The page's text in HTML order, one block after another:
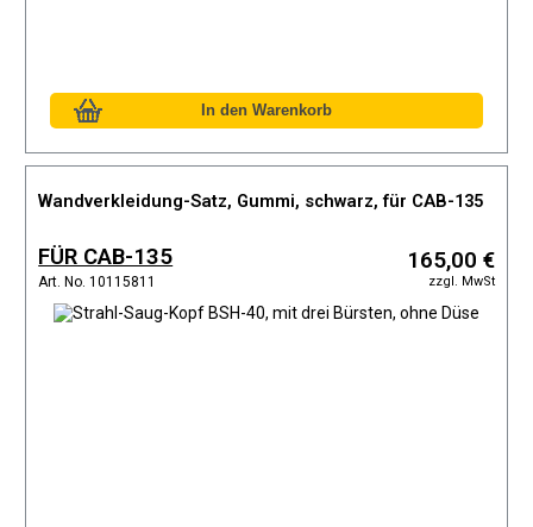
Wandverkleidung-Satz, Gummi, schwarz, für CAB-135
FÜR CAB-135
Art. No. 10115811
165,00 €
zzgl. MwSt